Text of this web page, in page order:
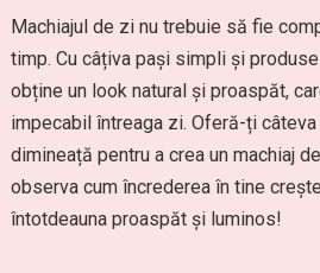
Machiajul de zi nu trebuie să fie
timp. Cu câțiva pași simpli și
obține un look natural și proaspăt,
impecabil întreaga zi. Oferă-ți
dimineață pentru a crea un machiaj
observa cum încrederea în tine
întotdeauna proaspăt și luminos!